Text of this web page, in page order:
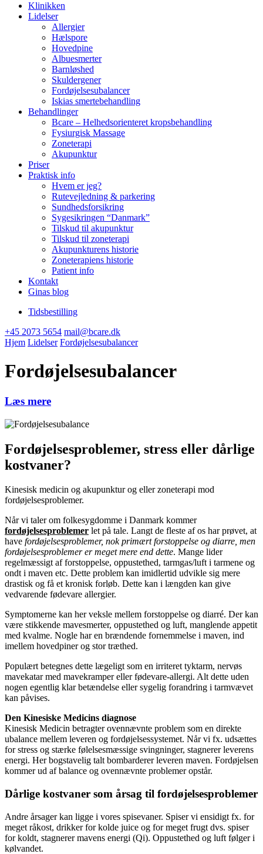
Klinikken
Lidelser
Allergier
Hælspore
Hovedpine
Albuesmerter
Barnløshed
Skuldergener
Fordøjelsesubalancer
Iskias smertebehandling
Behandlinger
Bcare – Helhedsorienteret kropsbehandling
Fysiurgisk Massage
Zoneterapi
Akupunktur
Priser
Praktisk info
Hvem er jeg?
Rutevejledning & parkering
Sundhedsforsikring
Sygesikringen “Danmark”
Tilskud til akupunktur
Tilskud til zoneterapi
Akupunkturens historie
Zoneterapiens historie
Patient info
Kontakt
Ginas blog
Tidsbestilling
+45 2073 5654 mail@bcare.dk
Hjem Lidelser Fordøjelsesubalancer
Fordøjelsesubalancer
Læs mere
Fordøjelsesproblemer, stress eller dårlige
kostvaner?
Kinesisk medicin og akupunktur og eller zoneterapi mod
fordøjelsesproblemer.
Når vi taler om folkesygdomme i Danmark kommer
fordøjelsesproblemer let på tale. Langt de fleste af os har prøvet, at
have fordøjelsesproblemer, nok primært forstoppelse og diarre, men
fordøjelsesproblemer er meget mere end dette. Mange lider
regelmæssigt af forstoppelse, oppustethed, tarmgas/luft i tarmene og
ondt i maven etc. Dette problem kan imidlertid udvikle sig mere
drastisk og få et kronisk forløb. Dette kan i længden kan give
vedvarende fødevare allergier.
Symptomerne kan her veksle mellem forstoppelse og diarré. Der kan
være stikkende mavesmerter, oppustethed og luft, manglende appetit
med kvalme. Nogle har en brændende fornemmelse i maven, ind
imellem hovedpiner og stor træthed.
Populært betegnes dette lægeligt som en irriteret tyktarm, nervøs
mavekatar med mavekramper eller fødevare-allergi. Alt dette uden
nogen egentlig klar betændelse eller sygelig forandring i tarmvævet
kan påvises.
Den Kinesiske Medicins diagnose
Kinesisk Medicin betragter ovennævnte problem som en direkte
ubalance mellem leveren og fordøjelsessystemet. Når vi fx. udsættes
for stress og stærke følelsesmæssige svingninger, stagnerer leverens
energi. Her bogstavelig talt bombarderer leveren maven. Fordøjelsen
kommer ud af balance og ovennævnte problemer opstår.
Dårlige kostvaner som årsag til fordøjelsesproblemer
Andre årsager kan ligge i vores spisevaner. Spiser vi ensidigt fx. for
meget råkost, drikker for kolde juice og for meget frugt dvs. spiser
for koldt, stagnerer mavens energi (Qi). Oppustethed og luft følger i
kølvandet.